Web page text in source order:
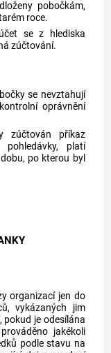
pobočkám,
roce.
se z hlediska
zúčtování.
se nevztahují
oprávnění
zúčtován příkaz
platí
po kterou byl
organizací jen do
vykázaných jim
pokud je odesílána
jakékoli
podle stavu na